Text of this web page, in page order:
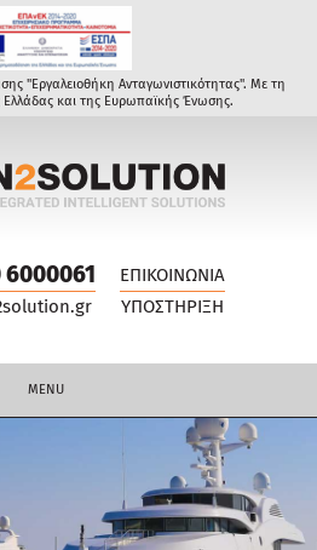
"Εργαλειοθήκη Ανταγωνιστικότητας". Με τη
και της Ευρωπαϊκής Ένωσης.
6000061
ΕΠΙΚΟΙΝΩΝΙΑ
ΥΠΟΣΤΗΡΙΞΗ
MENU